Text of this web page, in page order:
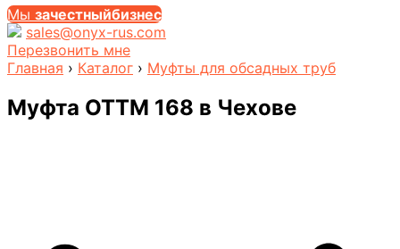
Мы зачестныйбизнес
sales@onyx-rus.com
Перезвонить мне
Главная › Каталог › Муфты для обсадных труб
Муфта ОТТМ 168 в Чехове